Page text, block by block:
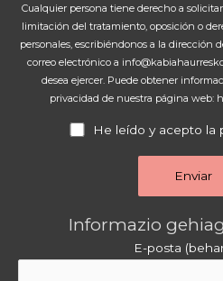
Cualquier persona tiene derecho a
limitación del tratamiento, oposición o
personales, escribiéndonos a la dirección
correo electrónico a
desea ejercer. Puede obtener
privacidad de nuestra página web:
He leído y acepto la
Informazio
E-posta